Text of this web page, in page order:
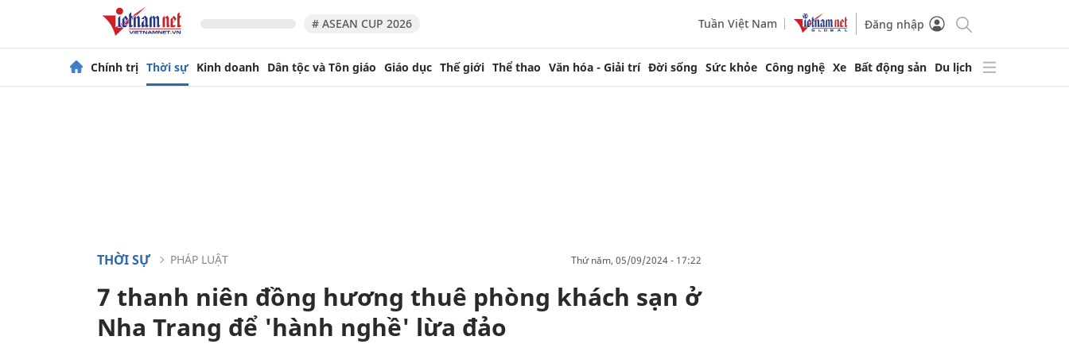
# ASEAN CUP 2026 Tuần Việt Nam Đăng nhập
Chính trị Thời sự Kinh doanh Dân tộc và Tôn giáo Giáo dục Thế giới Thể thao Văn hóa - Giải trí Đời sống Sức khỏe Công nghệ Xe Bất động sản Du lịch
THỜI SỰ PHÁP LUẬT thứ năm, 05/09/2024 - 17:22
7 thanh niên đồng hương thuê phòng khách sạn ở
Nha Trang để 'hành nghề' lừa đảo